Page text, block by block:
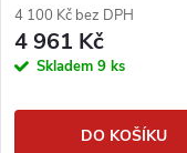
4 100 Kč bez DPH
4 961 Kč
Skladem 9 ks
DO KOŠÍKU